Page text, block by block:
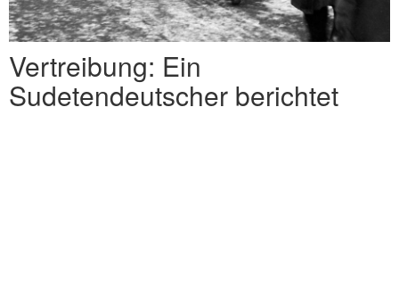
Vertreibung: Ein
Sudetendeutscher berichtet